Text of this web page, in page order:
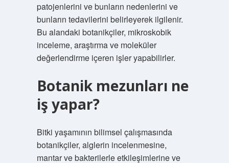
patojenlerini ve bunların nedenlerini ve
bunların tedavilerini belirleyerek ilgilenir.
Bu alandaki botanikçiler, mikroskobik
inceleme, araştırma ve moleküler
değerlendirme içeren işler yapabilirler.
Botanik mezunları ne
iş yapar?
Bitki yaşamının bilimsel çalışmasında
botanikçiler, alglerin incelenmesine,
mantar ve bakterilerle etkileşimlerine ve